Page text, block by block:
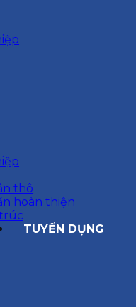
thô
hoàn thiện
TUYỂN DỤNG